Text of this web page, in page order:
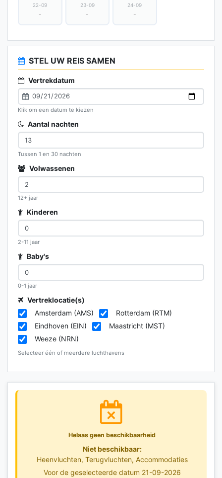
22-09
-
23-09
-
24-09
-
STEL UW REIS SAMEN
Vertrekdatum
Klik om een datum te kiezen
Aantal nachten
Tussen 1 en 30 nachten
Volwassenen
12+ jaar
Kinderen
2-11 jaar
Baby's
0-1 jaar
Vertreklocatie(s)
Amsterdam (AMS)
Rotterdam (RTM)
Eindhoven (EIN)
Maastricht (MST)
Weeze (NRN)
Selecteer één of meerdere luchthavens
Helaas geen beschikbaarheid
Niet beschikbaar:
Heenvluchten, Terugvluchten, Accommodaties
Voor de geselecteerde datum 21-09-2026